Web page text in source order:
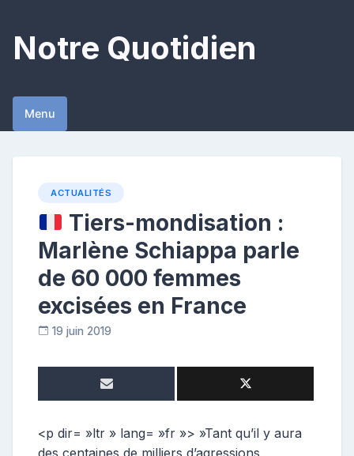
content
Notre Quotidien
Menu
ACTUALITÉS
Tiers-mondisation :
Marlène Schiappa parle
de 60 000 femmes
excisées en France
19 juin 2019
o
i
b
<p dir= »ltr » lang= »fr »> »Tant qu’il y aura
des centaines de milliers d’agressions